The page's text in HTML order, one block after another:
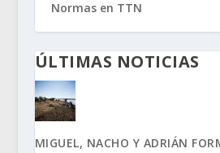
Normas en TTN
ÚLTIMAS NOTICIAS
MIGUEL, NACHO Y ADRIÁN